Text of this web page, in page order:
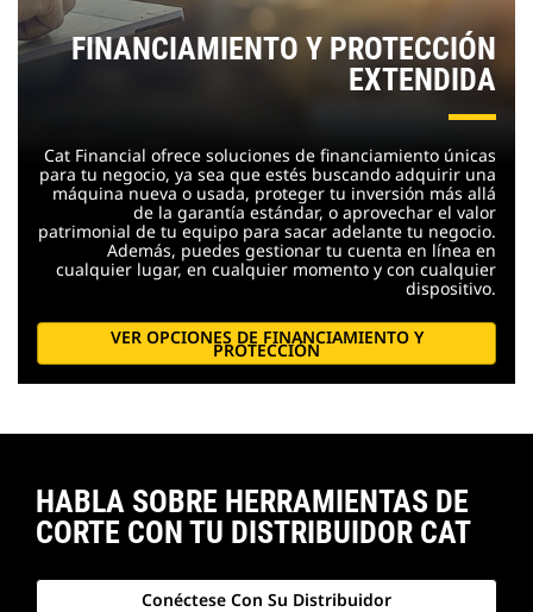
FINANCIAMIENTO Y PROTECCIÓN
EXTENDIDA
Cat Financial ofrece soluciones de financiamiento únicas
para tu negocio, ya sea que estés buscando adquirir una
máquina nueva o usada, proteger tu inversión más allá
de la garantía estándar, o aprovechar el valor
patrimonial de tu equipo para sacar adelante tu negocio.
Además, puedes gestionar tu cuenta en línea en
cualquier lugar, en cualquier momento y con cualquier
dispositivo.
VER OPCIONES DE FINANCIAMIENTO Y
PROTECCIÓN
HABLA SOBRE HERRAMIENTAS DE
CORTE CON TU DISTRIBUIDOR CAT
Conéctese Con Su Distribuidor